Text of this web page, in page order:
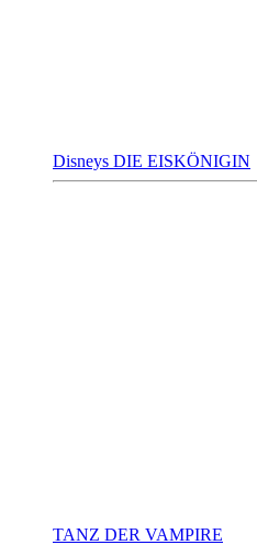
Disneys DIE EISKÖNIGIN
TANZ DER VAMPIRE